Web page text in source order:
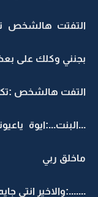
التفتت هالشخص
بجنني وكلك على
التفت هالشخص
...البنت...:ايوة
ماخلق ربي
.......:والاخير انتي